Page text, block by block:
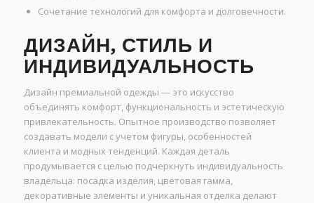
Сочетание технологий для комфорта и долговечности.
ДИЗАЙН, СТИЛЬ И
ИНДИВИДУАЛЬНОСТЬ
Дизайн премиальной одежды — это искусство
объединять комфорт, функциональность и эстетическую
привлекательность. Опытное производство позволяет
создавать модели с учетом фигуры, особенностей
клиента и модных тенденций. Каждая деталь
продумывается с целью подчеркнуть индивидуальность
владельца: посадка изделия, цветовая гамма,
декоративные элементы и уникальная отделка делают